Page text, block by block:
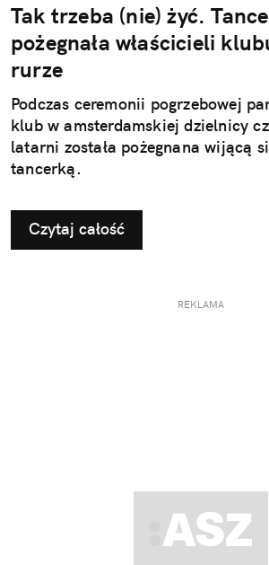
Tak trzeba (nie) żyć.
pożegnała właścicieli
rurze
Podczas ceremonii pogrzebowej
klub w amsterdamskiej dzielnicy
latarni została pożegnana wijącą
tancerką.
Czytaj całość
REKLAMA